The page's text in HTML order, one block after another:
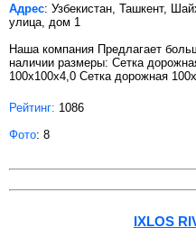
Адрес: Узбекистан, Ташкент,
улица, дом 1
Наша компания Предлагает
наличии размеры: Сетка
100х100х4,0 Сетка дорожная
Рейтинг: 1086
Фото: 8
IXLOS